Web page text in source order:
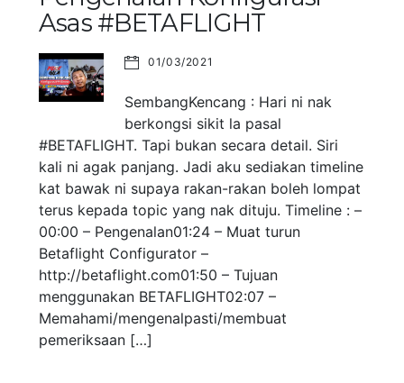
Asas #BETAFLIGHT
01/03/2021
SembangKencang : Hari ni nak
berkongsi sikit la pasal
#BETAFLIGHT. Tapi bukan secara detail. Siri
kali ni agak panjang. Jadi aku sediakan timeline
kat bawak ni supaya rakan-rakan boleh lompat
terus kepada topic yang nak dituju. Timeline : –
00:00 – Pengenalan01:24 – Muat turun
Betaflight Configurator –
http://betaflight.com01:50 – Tujuan
menggunakan BETAFLIGHT02:07 –
Memahami/mengenalpasti/membuat
pemeriksaan […]